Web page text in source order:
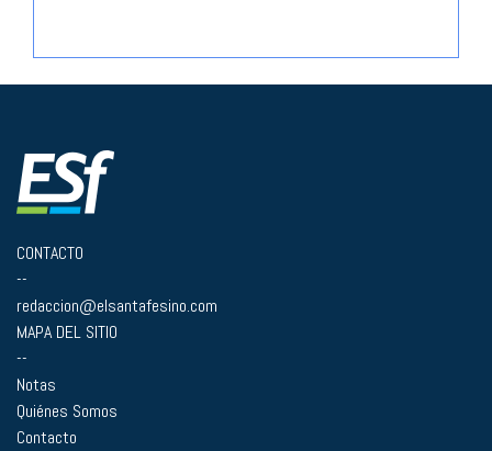
CONTACTO
--
redaccion@elsantafesino.com
MAPA DEL SITIO
--
Notas
Quiénes Somos
Contacto